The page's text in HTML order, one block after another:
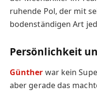
ruhende Pol, der mit
bodenständigen Art
Persönlichkeit
Günther war kein
aber gerade das